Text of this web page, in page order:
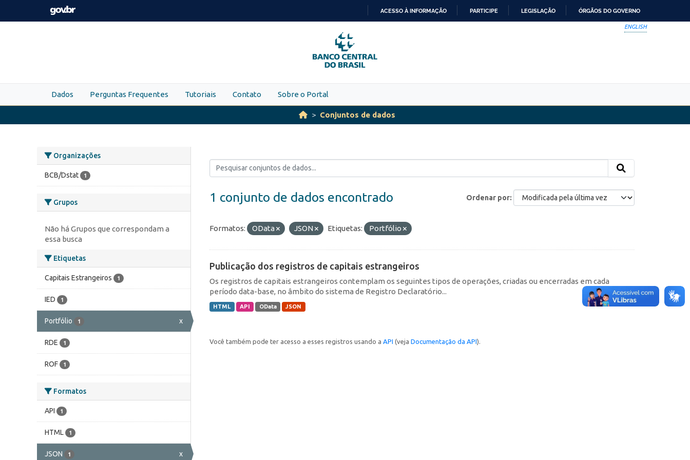
Skip to main content
PARA
O
CONTEÚDO
ACESSO À INFORMAÇÃO PARTICIPE LEGISLAÇÃO ÓRGÃOS DO GOVERNO
ENGLISH
Dados Perguntas Frequentes Tutoriais Contato Sobre o Portal
Conjuntos de dados
Organizações
BCB/Dstat 1
Grupos
Não há Grupos que correspondam a
essa busca
Etiquetas
Capitais Estrangeiros 1
IED 1
Portfólio 1 x
RDE 1
ROF 1
Formatos
API 1
HTML 1
JSON 1 x
Ordenar por
1 conjunto de dados encontrado
Formatos: OData JSON Etiquetas: Portfólio
Publicação dos registros de capitais estrangeiros
Os registros de capitais estrangeiros contemplam os seguintes tipos de operações, criadas ou encerradas em cada
período data-base, no âmbito do sistema de Registro Declaratório...
HTML API OData JSON
Você também pode ter acesso a esses registros usando a API (veja Documentação da API).